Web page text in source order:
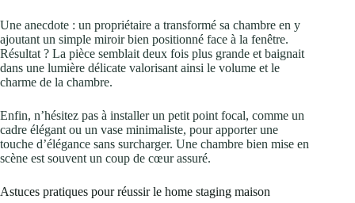
Une anecdote : un propriétaire a transformé sa chambre en y
ajoutant un simple miroir bien positionné face à la fenêtre.
Résultat ? La pièce semblait deux fois plus grande et baignait
dans une lumière délicate valorisant ainsi le volume et le
charme de la chambre.
Enfin, n’hésitez pas à installer un petit point focal, comme un
cadre élégant ou un vase minimaliste, pour apporter une
touche d’élégance sans surcharger. Une chambre bien mise en
scène est souvent un coup de cœur assuré.
Astuces pratiques pour réussir le home staging maison